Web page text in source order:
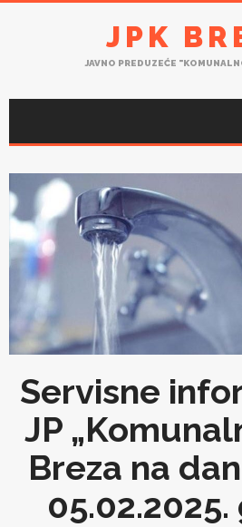
JPK
JAVNO PREDUZEĆE
Servisne
JP
Breza na